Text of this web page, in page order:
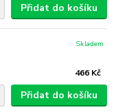
Přidat do košíku
466 Kč
Skladem
Přidat do košíku